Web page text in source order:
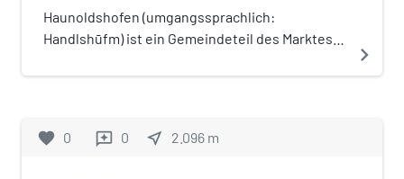
eine klassizistische Haustüre.
Haunoldshofen (umgangssprachlich:
Handlshūfm) ist ein Gemeindeteil des Marktes
(Mittelfranken, Bayern).
navigate_next
favorite 0 reviews 0 near_me 2.096 m